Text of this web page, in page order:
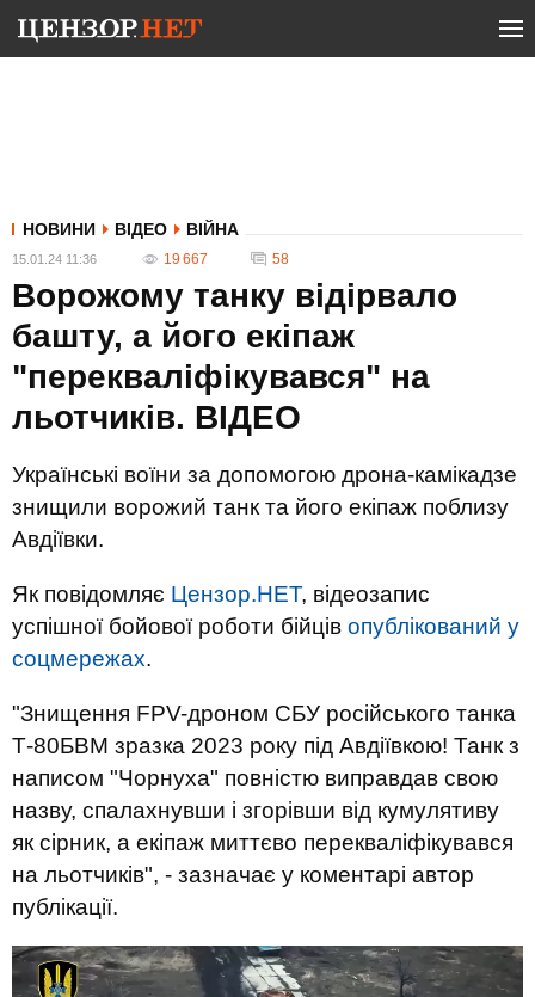
НОВИНИ ВІДЕО ВІЙНА
15.01.24 11:36 19 667 58
Ворожому танку відірвало
башту, а його екіпаж
"перекваліфікувався" на
льотчиків. ВIДЕО
Українські воїни за допомогою дрона-камікадзе
знищили ворожий танк та його екіпаж поблизу
Авдіївки.
Як повідомляє Цензор.НЕТ, відеозапис
успішної бойової роботи бійців опублікований у
соцмережах.
"Знищення FPV-дроном СБУ російського танка
Т-80БВМ зразка 2023 року під Авдіївкою! Танк з
написом "Чорнуха" повністю виправдав свою
назву, спалахнувши і згорівши від кумулятиву
як сірник, а екіпаж миттєво перекваліфікувався
на льотчиків", - зазначає у коментарі автор
публікації.